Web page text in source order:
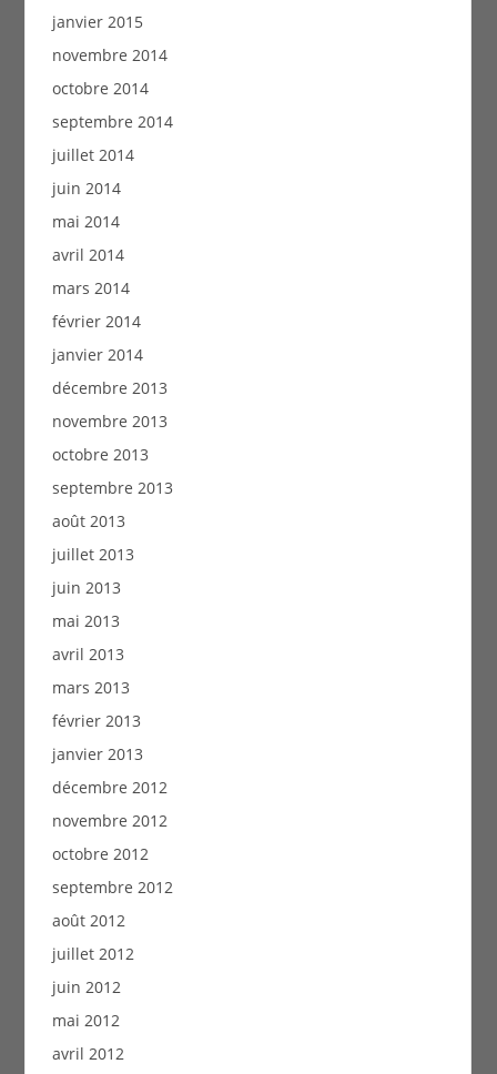
janvier 2015
novembre 2014
octobre 2014
septembre 2014
juillet 2014
juin 2014
mai 2014
avril 2014
mars 2014
février 2014
janvier 2014
décembre 2013
novembre 2013
octobre 2013
septembre 2013
août 2013
juillet 2013
juin 2013
mai 2013
avril 2013
mars 2013
février 2013
janvier 2013
décembre 2012
novembre 2012
octobre 2012
septembre 2012
août 2012
juillet 2012
juin 2012
mai 2012
avril 2012